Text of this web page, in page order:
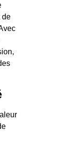
de